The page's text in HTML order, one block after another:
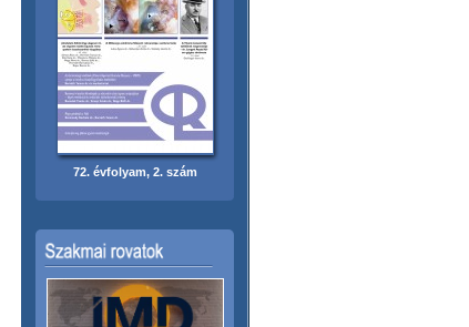
72. évfolyam, 2. szám